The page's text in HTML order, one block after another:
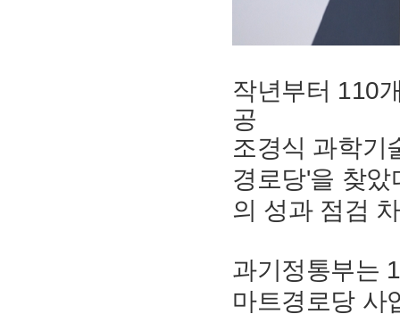
작년부터 110
공
조경식 과학기
경로당'을 찾
의 성과 점검
과기정통부는
마트경로당 사